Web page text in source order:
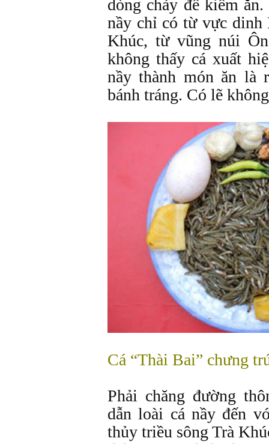
dòng chảy để kiếm
nầy chỉ có từ vực dinh
Khúc, từ vũng núi
không thấy cá xuất
nầy thành món ăn là
bánh tráng. Có lẽ
Cá “Thài Bai” chưng
Phải chăng đường
dẫn loài cá nầy đến
thủy triều sông Trà